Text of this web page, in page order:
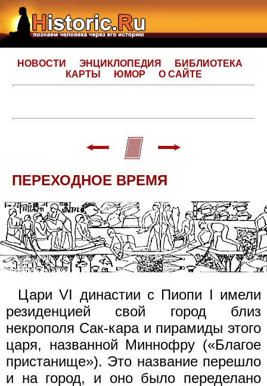
НОВОСТИ ЭНЦИКЛОПЕДИЯ
БИБЛИОТЕКА
КАРТЫ
ЮМОР О САЙТЕ
ПЕРЕХОДНОЕ ВРЕМЯ
Цари VI династии с Пиопи I имели
резиденцией свой город близ
некрополя Сак-кара и пирамиды этого
царя, названной Миннофру («Благое
пристанище»). Это название перешло
и на город, и оно было переделано